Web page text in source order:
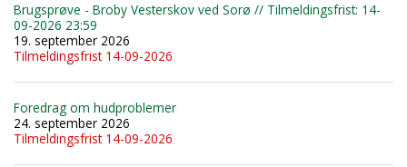
Brugsprøve - Broby Vesterskov ved Sorø // Tilmeldingsfrist: 14-
09-2026 23:59
19. september 2026
Tilmeldingsfrist 14-09-2026
Foredrag om hudproblemer
24. september 2026
Tilmeldingsfrist 14-09-2026